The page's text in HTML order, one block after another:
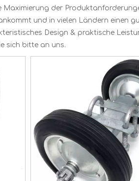
Maximierung der
und in vielen Ländern einen
Design & praktische
sich bitte an uns.